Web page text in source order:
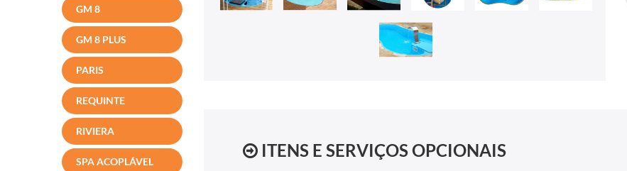
GM 8
GM 8 PLUS
PARIS
REQUINTE
RIVIERA
SPA ACOPLÁVEL
ITENS E SERVIÇOS OPCIONAIS